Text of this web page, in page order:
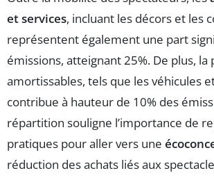
et services, incluant les décors et les
représentent également une part
émissions, atteignant 25%. De plus, la
amortissables, tels que les véhicules
contribue à hauteur de 10% des
répartition souligne l’importance de
pratiques pour aller vers une
réduction des achats liés aux